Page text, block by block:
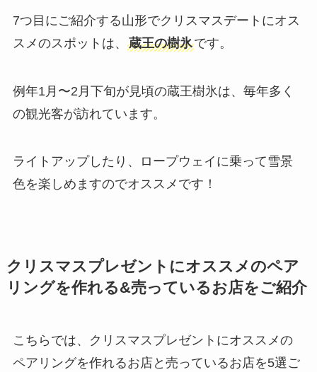
7つ目にご紹介する山形でクリスマスデートにオス
スメのスポットは、 蔵王の樹氷です。
例年1月〜2月下旬が見頃の蔵王樹氷は、毎年多く
の観光客が訪れています。
ライトアップしたり、ロープウェイに乗って雪景
色を楽しめますのでオススメです！
クリスマスプレゼントにオススメのペア
リングを作れる&売っているお店をご紹介
こちらでは、クリスマスプレゼントにオススメの
ペアリングを作れるお店と売っているお店を5選ご